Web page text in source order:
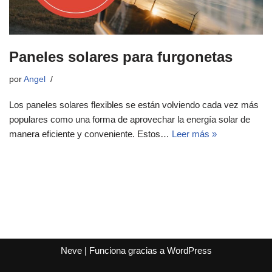
Paneles solares para furgonetas
por Angel
Los paneles solares flexibles se están volviendo cada vez más
populares como una forma de aprovechar la energía solar de
manera eficiente y conveniente. Estos… Leer más »
Neve| Funciona gracias a WordPress